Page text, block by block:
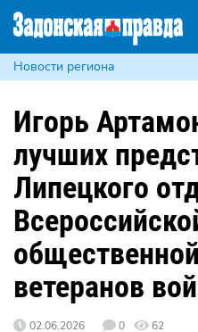
Новости региона
Игорь
лучших
Липецкого
ветеранов
02.06.2026 0 62